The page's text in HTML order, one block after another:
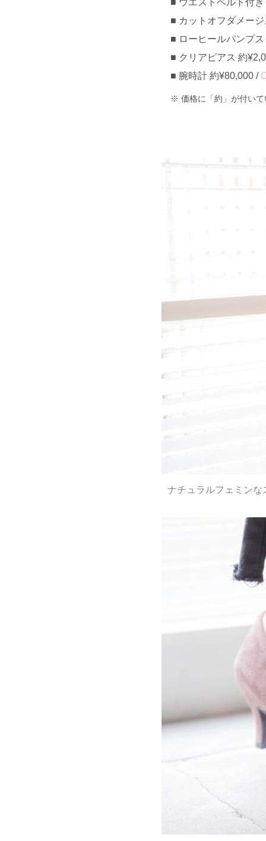
ウエストベルト付
カットオフダメー
ローヒールパンプ
クリアピアス 約
腕時計 約¥80,000 /
価格に「約」が付い
ナチュラルフェミン